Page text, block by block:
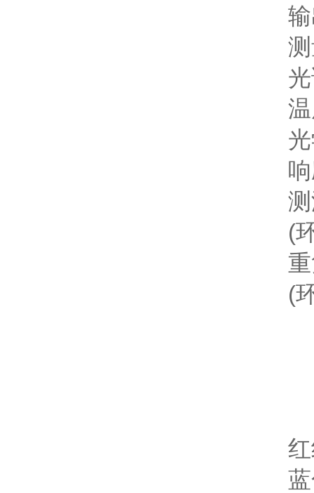
输
测
光
温
光
响
测
(环
重
(环
红
蓝